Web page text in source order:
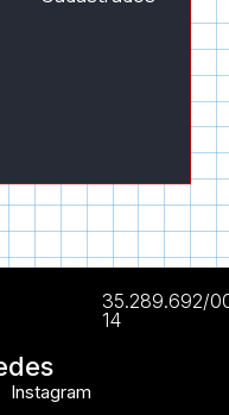
35.289.692/
14
Instagram